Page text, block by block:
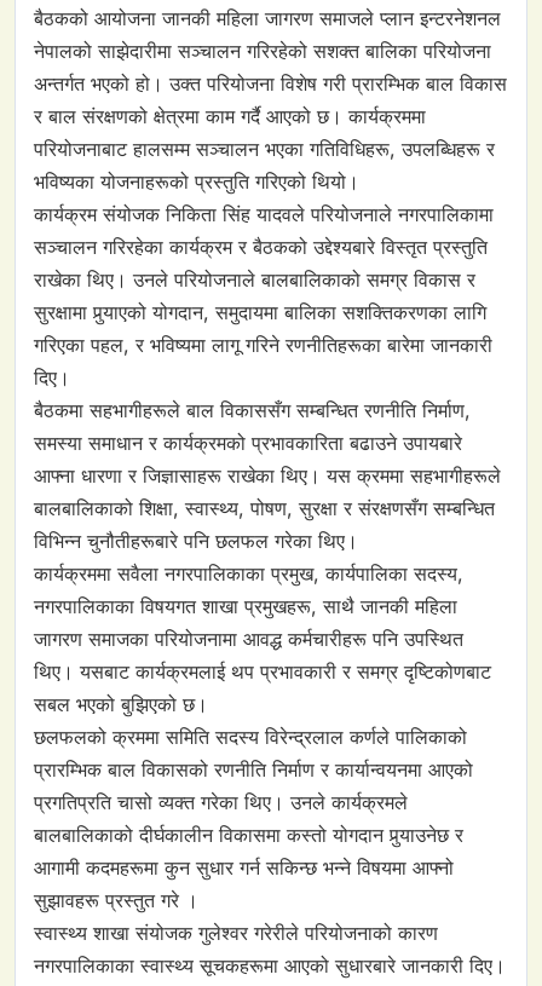
बैठकको आयोजना जानकी महिला जागरण समाजले प्लान इन्टरनेशनल
नेपालको साझेदारीमा सञ्चालन गरिरहेको सशक्त बालिका परियोजना
अन्तर्गत भएको हो। उक्त परियोजना विशेष गरी प्रारम्भिक बाल विकास
र बाल संरक्षणको क्षेत्रमा काम गर्दै आएको छ। कार्यक्रममा
परियोजनाबाट हालसम्म सञ्चालन भएका गतिविधिहरू, उपलब्धिहरू र
भविष्यका योजनाहरूको प्रस्तुति गरिएको थियो।
कार्यक्रम संयोजक निकिता सिंह यादवले परियोजनाले नगरपालिकामा
सञ्चालन गरिरहेका कार्यक्रम र बैठकको उद्देश्यबारे विस्तृत प्रस्तुति
राखेका थिए। उनले परियोजनाले बालबालिकाको समग्र विकास र
सुरक्षामा पुर्‍याएको योगदान, समुदायमा बालिका सशक्तिकरणका लागि
गरिएका पहल, र भविष्यमा लागू गरिने रणनीतिहरूका बारेमा जानकारी
दिए।
बैठकमा सहभागीहरूले बाल विकाससँग सम्बन्धित रणनीति निर्माण,
समस्या समाधान र कार्यक्रमको प्रभावकारिता बढाउने उपायबारे
आफ्ना धारणा र जिज्ञासाहरू राखेका थिए। यस क्रममा सहभागीहरूले
बालबालिकाको शिक्षा, स्वास्थ्य, पोषण, सुरक्षा र संरक्षणसँग सम्बन्धित
विभिन्न चुनौतीहरूबारे पनि छलफल गरेका थिए।
कार्यक्रममा सवैला नगरपालिकाका प्रमुख, कार्यपालिका सदस्य,
नगरपालिकाका विषयगत शाखा प्रमुखहरू, साथै जानकी महिला
जागरण समाजका परियोजनामा आवद्ध कर्मचारीहरू पनि उपस्थित
थिए। यसबाट कार्यक्रमलाई थप प्रभावकारी र समग्र दृष्टिकोणबाट
सबल भएको बुझिएको छ।
छलफलको क्रममा समिति सदस्य विरेन्द्रलाल कर्णले पालिकाको
प्रारम्भिक बाल विकासको रणनीति निर्माण र कार्यान्वयनमा आएको
प्रगतिप्रति चासो व्यक्त गरेका थिए। उनले कार्यक्रमले
बालबालिकाको दीर्घकालीन विकासमा कस्तो योगदान पुर्‍याउनेछ र
आगामी कदमहरूमा कुन सुधार गर्न सकिन्छ भन्ने विषयमा आफ्नो
सुझावहरू प्रस्तुत गरे ।
स्वास्थ्य शाखा संयोजक गुलेश्वर गरेरीले परियोजनाको कारण
नगरपालिकाका स्वास्थ्य सूचकहरूमा आएको सुधारबारे जानकारी दिए।